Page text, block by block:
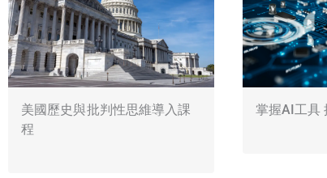
美國歷史與批判性思維導入課
程
掌握AI工具